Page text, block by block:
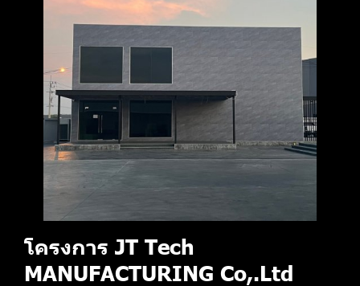
โครงการ JT Tech
MANUFACTURING Co,.Ltd